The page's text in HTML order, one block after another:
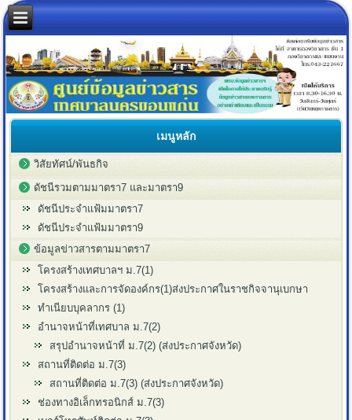
เมนูหลัก
วิสัยทัศน์/พันธกิจ
ดัชนีรวมตามมาตรา7 และมาตรา9
ดัชนีประจำแฟ้มมาตรา7
ดัชนีประจำแฟ้มมาตรา9
ข้อมูลข่าวสารตามมาตรา7
โครงสร้างเทศบาลฯ ม.7(1)
โครงสร้างและการจัดองค์กร(1)ส่งประกาศในราชกิจจานุเบกษา
ทำเนียบบุคลากร (1)
อำนาจหน้าที่เทศบาล ม.7(2)
สรุปอำนาจหน้าที่ ม.7(2) (ส่งประกาศจังหวัด)
สถานที่ติดต่อ ม.7(3)
สถานที่ติดต่อ ม.7(3) (ส่งประกาศจังหวัด)
ช่องทางอิเล็กทรอนิกส์ ม.7(3)